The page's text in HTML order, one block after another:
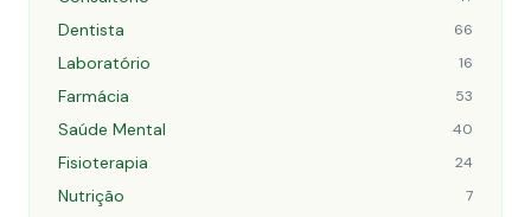
Dentista 66
Laboratório 16
Farmácia 53
Saúde Mental 40
Fisioterapia 24
Nutrição 7